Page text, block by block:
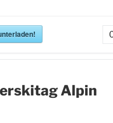
Alpin